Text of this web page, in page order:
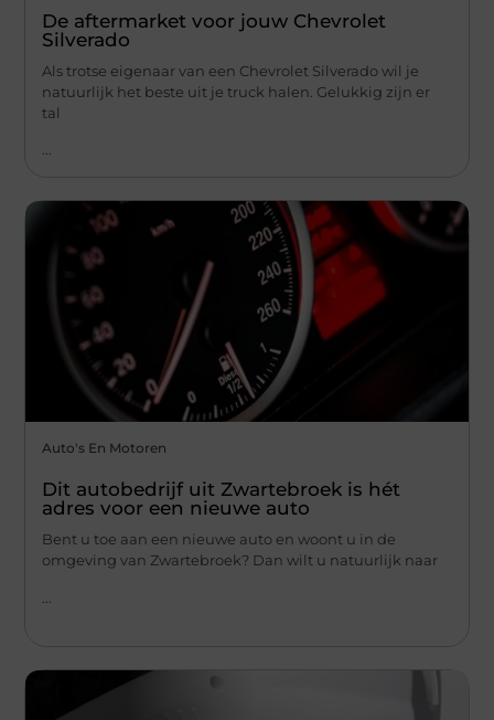
De aftermarket voor jouw Chevrolet
Silverado
Als trotse eigenaar van een Chevrolet Silverado wil je
natuurlijk het beste uit je truck halen. Gelukkig zijn er
tal
Auto's En Motoren
Dit autobedrijf uit Zwartebroek is hét
adres voor een nieuwe auto
Bent u toe aan een nieuwe auto en woont u in de
omgeving van Zwartebroek? Dan wilt u natuurlijk naar